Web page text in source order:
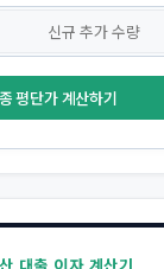
평단가 계산하기